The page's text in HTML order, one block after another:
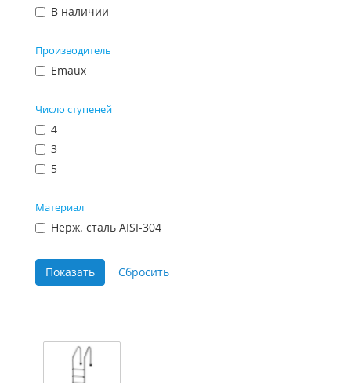
В наличии
Производитель
Emaux
Число ступеней
4
3
5
Материал
Нерж. сталь AISI-304